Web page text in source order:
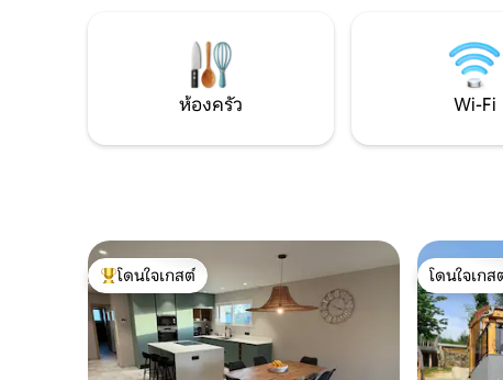
บริเวณใกล้เคียง ในฤดูร้อนมีห้องใต้หลังคา
มากมายให้ไปเยี่ยมชม ไม่มีค่าทำความ
สะอาด ดังนั้นโปรดรักษาความเป็นระเบียบ
ห้องครัว Wi-Fi
โดนใจเกสต์ที่สุด
โดนใจเกสต์
โดนใจเกส
โดนใจเกส